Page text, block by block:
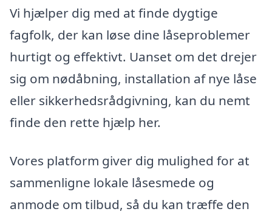
Vi hjælper dig med at finde dygtige
fagfolk, der kan løse dine låseproblemer
hurtigt og effektivt. Uanset om det drejer
sig om nødåbning, installation af nye låse
eller sikkerhedsrådgivning, kan du nemt
finde den rette hjælp her.
Vores platform giver dig mulighed for at
sammenligne lokale låsesmede og
anmode om tilbud, så du kan træffe den